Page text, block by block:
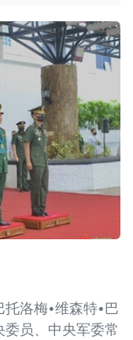
托洛梅•维森特•巴
员、中央军委常